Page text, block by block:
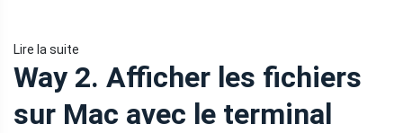
Lire la suite
Way 2. Afficher les fichiers
sur Mac avec le terminal